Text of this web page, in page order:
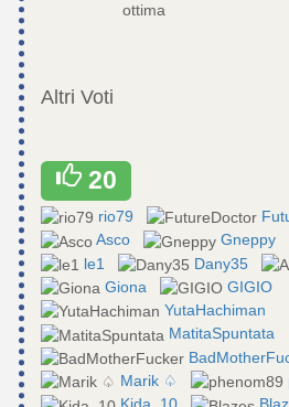
ottima
Altri Voti
20
rio79
Asco
Gneppy
le1
Dany35
Giona
GIGIO
YutaHachiman
MatitaSpuntata
Marik ♤